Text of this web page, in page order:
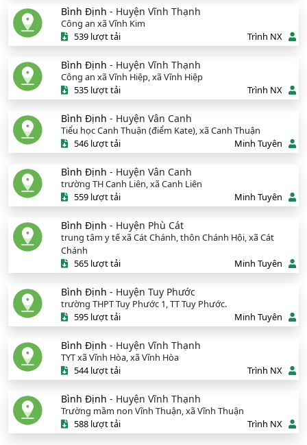
Bình Định - Huyện Vĩnh Thạnh
Công an xã Vĩnh Kim
539 lượt tải
Trình NX
Bình Định - Huyện Vĩnh Thạnh
Công an xã Vĩnh Hiệp, xã Vĩnh Hiệp
535 lượt tải
Trình NX
Bình Định - Huyện Vân Canh
Tiểu học Canh Thuận (điểm Kate), xã Canh Thuận
546 lượt tải
Minh Tuyên
Bình Định - Huyện Vân Canh
trường TH Canh Liên, xã Canh Liên
559 lượt tải
Minh Tuyên
Bình Định - Huyện Phù Cát
trung tâm y tế xã Cát Chánh, thôn Chánh Hội, xã Cát
Chánh
565 lượt tải
Minh Tuyên
Bình Định - Huyện Tuy Phước
trường THPT Tuy Phước 1, TT Tuy Phước.
595 lượt tải
Minh Tuyên
Bình Định - Huyện Vĩnh Thạnh
TYT xã Vĩnh Hòa, xã Vĩnh Hòa
544 lượt tải
Trình NX
Bình Định - Huyện Vĩnh Thạnh
Trường mầm non Vĩnh Thuận, xã Vĩnh Thuận
588 lượt tải
Trình NX